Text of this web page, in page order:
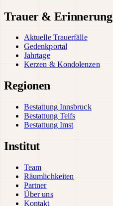
Trauer & Erinnerung
Aktuelle Trauerfälle
Gedenkportal
Jahrtage
Kerzen & Kondolenzen
Regionen
Bestattung Innsbruck
Bestattung Telfs
Bestattung Imst
Institut
Team
Räumlichkeiten
Partner
Über uns
Kontakt